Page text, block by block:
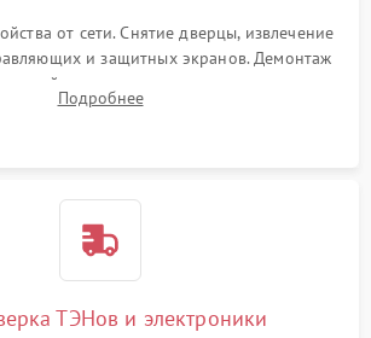
от сети. Снятие дверцы, извлечение
и защитных экранов. Демонтаж
панели для прямого доступа к
элементам, плате и вентиляторам.
Подробнее
ТЭНов и электроники